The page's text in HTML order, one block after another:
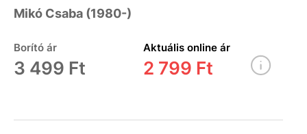
Mikó Csaba (1980-)
Borító ár
3 499 Ft
Aktuális online ár
2 799 Ft